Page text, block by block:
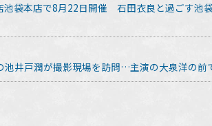
袋本店で8月22日開催 石田衣良と過ごす池
井戸潤が撮影現場を訪問…主演の大泉洋の前